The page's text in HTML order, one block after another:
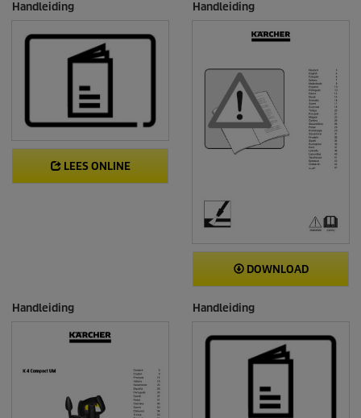
Handleiding
LEES ONLINE
Handleiding
DOWNLOAD
Handleiding Handleiding